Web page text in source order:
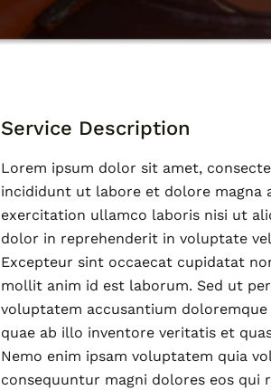
Service Description
Lorem ipsum dolor sit amet,
incididunt ut labore et dolore magna
exercitation ullamco laboris nisi ut
dolor in reprehenderit in voluptate
Excepteur sint occaecat cupidatat
mollit anim id est laborum. Sed ut
voluptatem accusantium
quae ab illo inventore veritatis et
Nemo enim ipsam voluptatem quia
consequuntur magni dolores eos qui